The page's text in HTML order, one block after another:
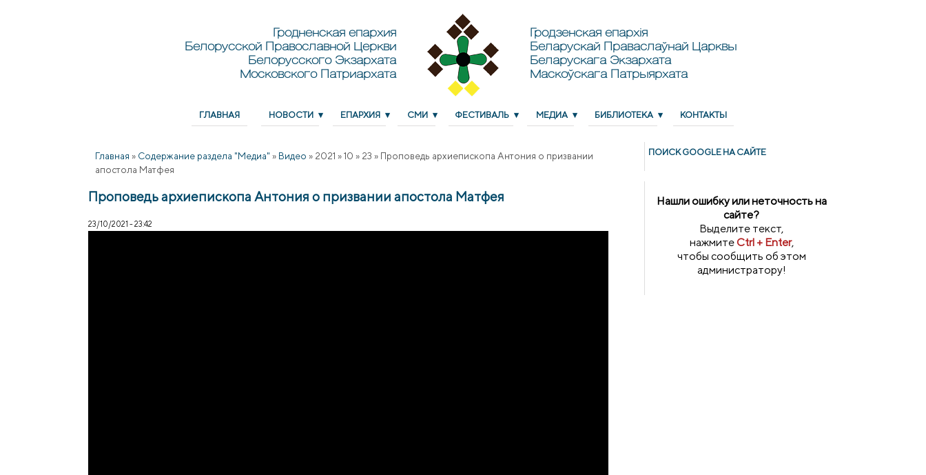
Гродненская епархия
Белорусской Православной Церкви
Белорусского Экзархата
Московского Патриархата
Гродзенская епархія
Беларускай Праваслаўнай Царквы
Беларускага Экзархата
Маскоўскага Патрыярхата
ГЛАВНАЯ НОВОСТИ ЕПАРХИЯ СМИ ФЕСТИВАЛЬ МЕДИА БИБЛИОТЕКА КОНТАКТЫ
Главная » Содержание раздела "Медиа" » Видео » 2021 » 10 » 23 » Проповедь архиепископа Антония о призвании
апостола Матфея
Проповедь архиепископа Антония о призвании апостола Матфея
23/10/2021 - 23:42
ПОИСК GOОGLE НА САЙТЕ
Нашли ошибку или неточность на
сайте?
Выделите текст,
нажмитеCtrl + Enter,
чтобы сообщить об этом
администратору!